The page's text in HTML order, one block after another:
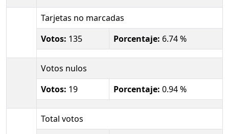
Tarjetas no marcadas
Votos: 135 Porcentaje: 6.74 %
Votos nulos
Votos: 19 Porcentaje: 0.94 %
Total votos